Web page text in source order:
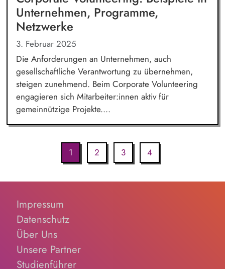
Unternehmen, Programme,
Netzwerke
3. Februar 2025
Die Anforderungen an Unternehmen, auch
gesellschaftliche Verantwortung zu übernehmen,
steigen zunehmend. Beim Corporate Volunteering
engagieren sich Mitarbeiter:innen aktiv für
gemeinnützige Projekte....
1 2 3 4
Impressum
Datenschutz
Über Uns
Unsere Partner
Studienführer